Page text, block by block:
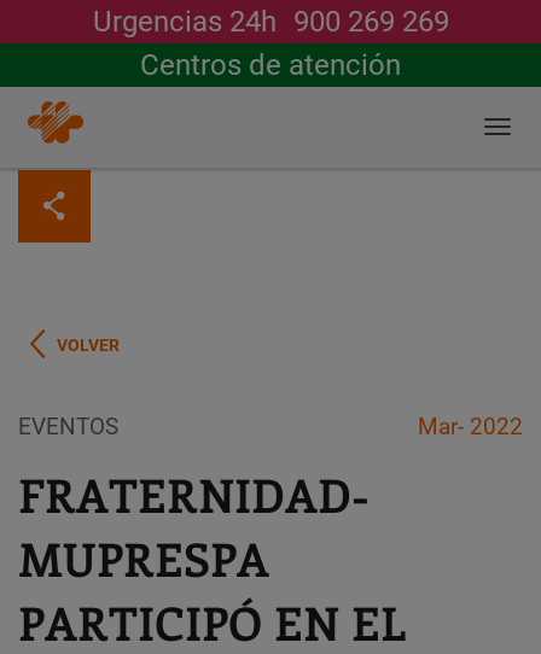
contenido
principal
Urgencias 24h 900 269 269
Centros de atención
Buscar
VOLVER
EVENTOS Mar- 2022
FRATERNIDAD-
MUPRESPA
PARTICIPÓ EN EL